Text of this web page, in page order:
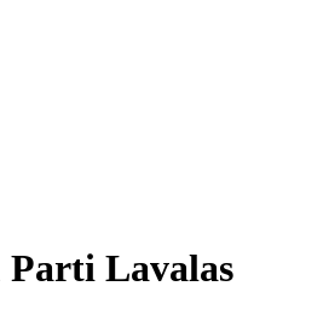
Parti Lavalas